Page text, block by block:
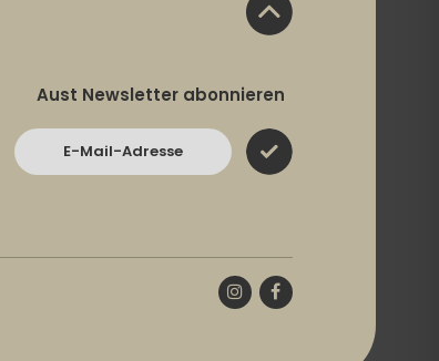
Aust Newsletter abonnieren
E-Mail-Adresse
InstagramFacebook